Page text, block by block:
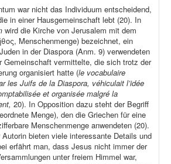
war nicht das Individuum entscheidend,
in einer Hausgemeinschaft lebt (20). In
wird die Kirche von Jerusalem mit dem
Menschenmenge) bezeichnet, ein
in der Diaspora (Anm. 9) verwendeten
Gemeinschaft vermittelte, die sich trotz der
organisiert hatte (le vocabulaire
les Juifs de la Diaspora, véhiculait l’idée
et organisée malgré la
20). In Opposition dazu steht der Begriff
Menge), den die Griechen für eine
Menschenmenge anwendeten (20).
bieten viele interessante Details und
erfährt man, dass Jesus nicht immer der
unter freiem Himmel war,